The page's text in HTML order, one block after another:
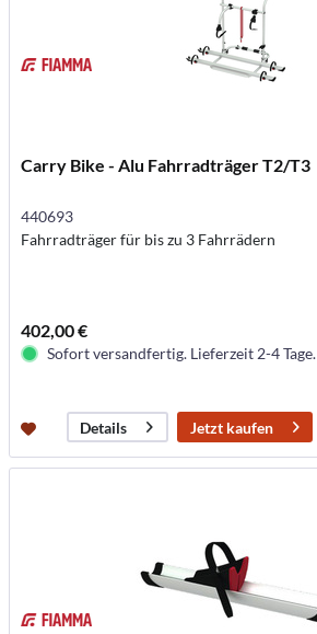
Carry Bike - Alu Fahrradträger T2/T3
440693
Fahrradträger für bis zu 3 Fahrrädern
402,00 €
Sofort versandfertig. Lieferzeit 2-4 Tage.
Details Jetzt kaufen